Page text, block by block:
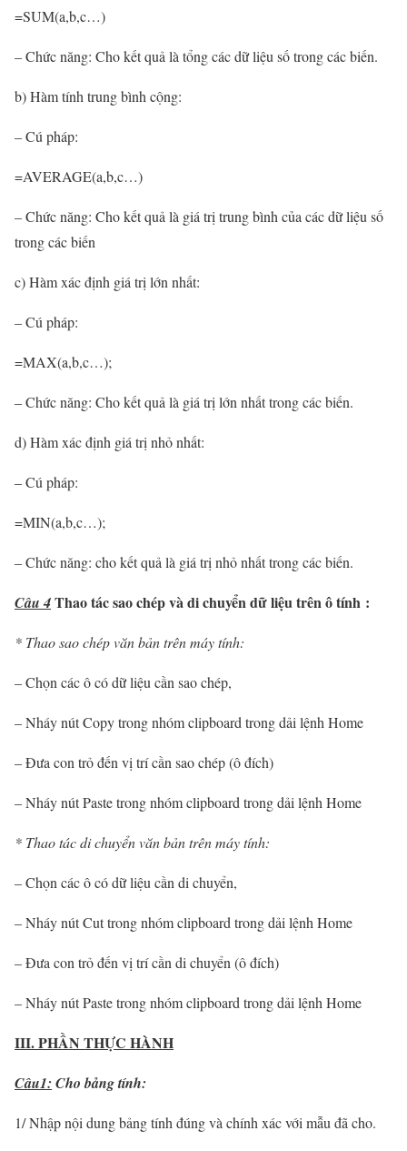
=SUM(a,b,c…)
– Chức năng: Cho kết quả là tổng các dữ liệu số trong các biến.
b) Hàm tính trung bình cộng:
– Cú pháp:
=AVERAGE(a,b,c…)
– Chức năng: Cho kết quả là giá trị trung bình của các dữ liệu số
trong các biến
c) Hàm xác định giá trị lớn nhất:
– Cú pháp:
=MAX(a,b,c…);
– Chức năng: Cho kết quả là giá trị lớn nhất trong các biến.
d) Hàm xác định giá trị nhỏ nhất:
– Cú pháp:
=MIN(a,b,c…);
– Chức năng: cho kết quả là giá trị nhỏ nhất trong các biến.
Câu 4Thao tác sao chép và di chuyển dữ liệu trên ô tính :
* Thao sao chép văn bản trên máy tính:
– Chọn các ô có dữ liệu cần sao chép,
– Nháy nút Copy trong nhóm clipboard trong dải lệnh Home
– Đưa con trỏ đến vị trí cần sao chép (ô đích)
– Nháy nút Paste trong nhóm clipboard trong dải lệnh Home
* Thao tác di chuyển văn bản trên máy tính:
– Chọn các ô có dữ liệu cần di chuyển,
– Nháy nút Cut trong nhóm clipboard trong dải lệnh Home
– Đưa con trỏ đến vị trí cần di chuyển (ô đích)
– Nháy nút Paste trong nhóm clipboard trong dải lệnh Home
III. PHẦN THỰC HÀNH
Câu1: Cho bảng tính:
1/ Nhập nội dung bảng tính đúng và chính xác với mẫu đã cho.